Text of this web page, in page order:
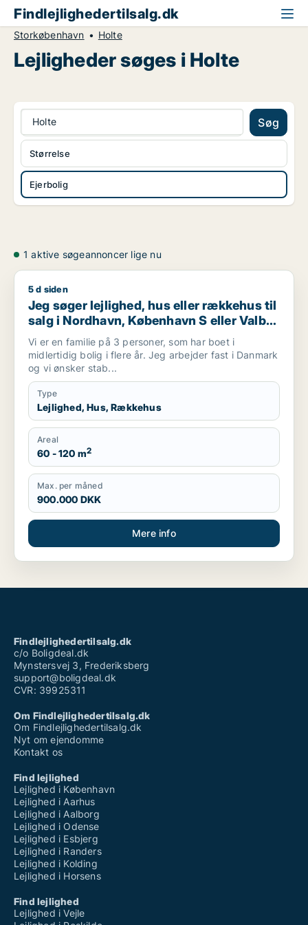
Findlejlighedertilsalg.dk
Storkøbenhavn Holte
Lejligheder søges i Holte
Holte Søg
Ejerbolig
Størrelse
1 aktive søgeannoncer lige nu
Jeg søger lejlighed, hus eller rækkehus til salg i Nordhavn,
5 d siden
Jeg søger lejlighed, hus eller rækkehus til
salg i Nordhavn, København S eller Valby
m.fl.
Vi er en familie på 3 personer, som har boet i
midlertidig bolig i flere år. Jeg arbejder fast i Danmark
og vi ønsker stab...
Type
Lejlighed, Hus, Rækkehus
Areal
60 - 120 m2
Max. per måned
900.000 DKK
Mere info
Findlejlighedertilsalg.dk
c/o Boligdeal.dk
Mynstersvej 3, Frederiksberg
support@boligdeal.dk
CVR: 39925311
Om Findlejlighedertilsalg.dk
Om Findlejlighedertilsalg.dk
Nyt om ejendomme
Kontakt os
Find lejlighed
Lejlighed i København
Lejlighed i Aarhus
Lejlighed i Aalborg
Lejlighed i Odense
Lejlighed i Esbjerg
Lejlighed i Randers
Lejlighed i Kolding
Lejlighed i Horsens
Find lejlighed
Lejlighed i Vejle